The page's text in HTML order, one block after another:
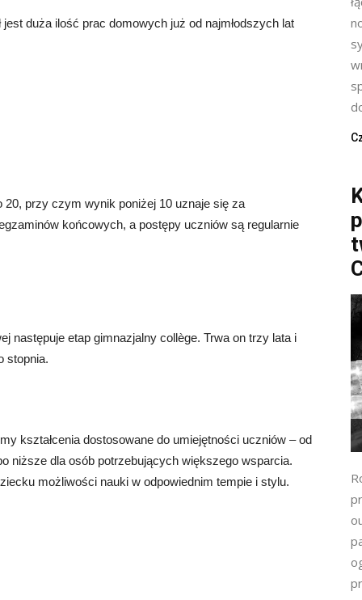
duża ilość prac domowych już od najmłodszych lat
przy czym wynik poniżej 10 uznaje się za
końcowych, a postępy uczniów są regularnie
następuje etap gimnazjalny collège. Trwa on trzy lata i
stopnia.
kształcenia dostosowane do umiejętności uczniów – od
niższe dla osób potrzebujących większego wsparcia.
możliwości nauki w odpowiednim tempie i stylu.